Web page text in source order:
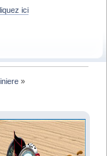
ici
»